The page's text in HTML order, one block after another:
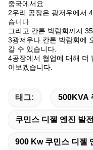
중국에서요
2우리 공장은 광저우에서
습니다.
그리고 칸톤 박람회까지
3광저우나 칸톤 박람회에
갈 수 있습니다.
4공장에서 협업에 대해 더
어보겠습니다.
태그: 500KVA
쿠민스 디젤 엔진 발
900 Kw 쿠민스 디젤